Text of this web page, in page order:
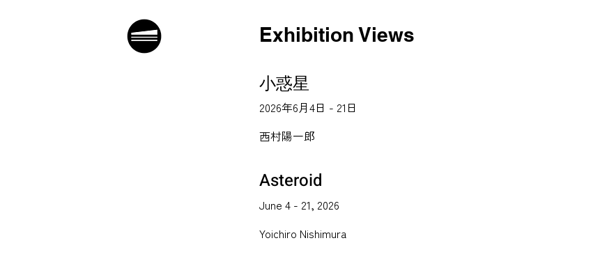
Exhibition Views
小惑星
2026年6月4日 - 21日
西村陽一郎
Asteroid
June 4 - 21, 2026
Yoichiro Nishimura